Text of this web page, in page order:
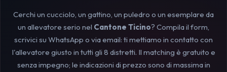
Cerchi un cucciolo, un gattino, un puledro o un esemplare da
un allevatore serio nel Cantone Ticino? Compila il form,
scrivici su WhatsApp o via email: ti mettiamo in contatto con
l'allevatore giusto in tutti gli 8 distretti. Il matching è gratuito e
senza impegno; le indicazioni di prezzo sono di massima in